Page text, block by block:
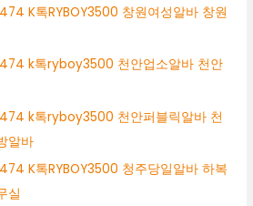
K톡RYBOY3500 창원여성알바 창원
k톡ryboy3500 천안업소알바 천안
k톡ryboy3500 천안퍼블릭알바 천
알바
K톡RYBOY3500 청주당일알바 하복
실